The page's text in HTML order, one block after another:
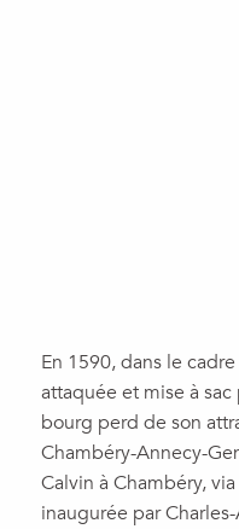
En 1590, dans le
attaquée et mise à
bourg perd de son
Chambéry-Annecy-
Calvin à Chambéry,
inaugurée par